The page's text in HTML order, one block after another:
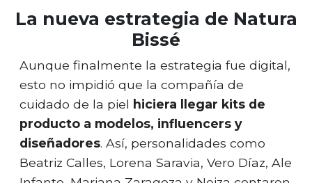
La nueva estrategia de Natura
Bissé
Aunque finalmente la estrategia fue digital,
esto no impidió que la compañía de
cuidado de la piel hiciera llegar kits de
producto a modelos, influencers y
diseñadores. Así, personalidades como
Beatriz Calles, Lorena Saravia, Vero Díaz, Ale